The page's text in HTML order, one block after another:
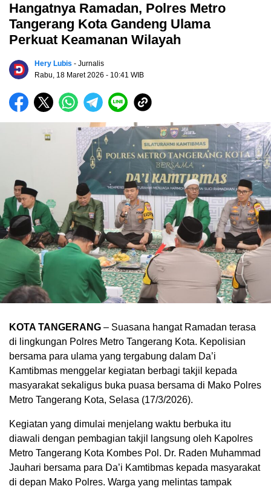
Hangatnya Ramadan, Polres Metro
Tangerang Kota Gandeng Ulama
Perkuat Keamanan Wilayah
Hery Lubis - Jurnalis
Rabu, 18 Maret 2026 - 10:41 WIB
KOTA TANGERANG – Suasana hangat Ramadan terasa
di lingkungan Polres Metro Tangerang Kota. Kepolisian
bersama para ulama yang tergabung dalam Da’i
Kamtibmas menggelar kegiatan berbagi takjil kepada
masyarakat sekaligus buka puasa bersama di Mako Polres
Metro Tangerang Kota, Selasa (17/3/2026).
Kegiatan yang dimulai menjelang waktu berbuka itu
diawali dengan pembagian takjil langsung oleh Kapolres
Metro Tangerang Kota Kombes Pol. Dr. Raden Muhammad
Jauhari bersama para Da’i Kamtibmas kepada masyarakat
di depan Mako Polres. Warga yang melintas tampak